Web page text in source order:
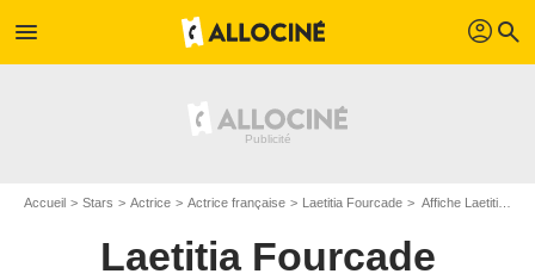
menu profil search
Accueil Stars Actrice Actrice française Laetitia Fourcade Affiche Laetitia Fourcade
Laetitia Fourcade